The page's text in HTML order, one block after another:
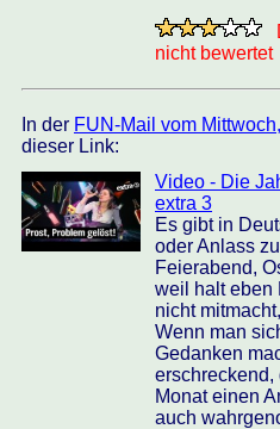
nicht bewertet
In der FUN-Mail vom
dieser Link:
Video - Die
extra 3
Es gibt in
oder Anlass
Feierabend,
weil halt eben
nicht
Wenn man
Gedanken
Monat einen
auch